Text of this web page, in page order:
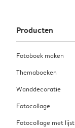
Producten
Fotoboek maken
Themaboeken
Wanddecoratie
Fotocollage
Fotocollage met lijst